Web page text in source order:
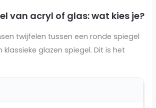
van acryl of glas: wat kies je?
twijfelen tussen een ronde spiegel
klassieke glazen spiegel. Dit is het